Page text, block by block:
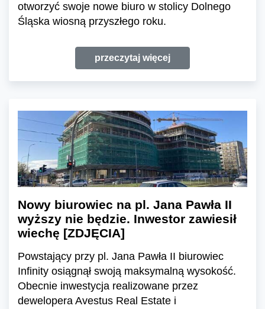
otworzyć swoje nowe biuro w stolicy Dolnego
Śląska wiosną przyszłego roku.
przeczytaj więcej
Nowy biurowiec na pl. Jana Pawła II
wyższy nie będzie. Inwestor zawiesił
wiechę [ZDJĘCIA]
Powstający przy pl. Jana Pawła II biurowiec
Infinity osiągnął swoją maksymalną wysokość.
Obecnie inwestycja realizowane przez
dewelopera Avestus Real Estate i